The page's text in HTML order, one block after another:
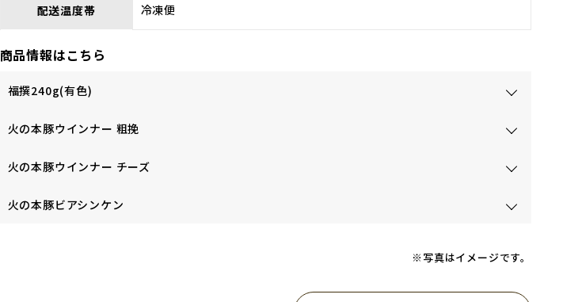
配送温度帯 冷凍便
商品情報はこちら
福撰240g(有色)
火の本豚ウインナー 粗挽
火の本豚ウインナー チーズ
火の本豚ビアシンケン
※写真はイメージです。